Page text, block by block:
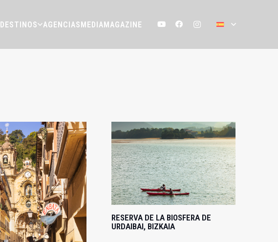
DESTINOS AGENCIASMEDIAMAGAZINE
RESERVA DE LA BIOSFERA DE
URDAIBAI, BIZKAIA